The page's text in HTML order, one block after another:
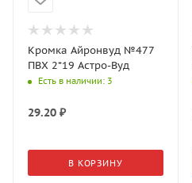
Кромка Айронвуд №477
ПВХ 2*19 Астро-Вуд
Есть в наличии: 3
29.20 ₽
В КОРЗИНУ